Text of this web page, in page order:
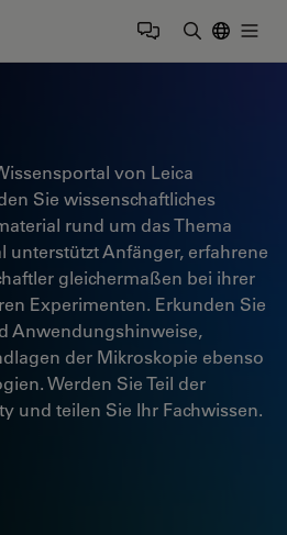
von Leica
Sie wissenschaftliches
rund um das Thema
unterstützt Anfänger, erfahrene
gleichermaßen bei ihrer
Experimenten. Erkunden Sie
Anwendungshinweise,
der Mikroskopie ebenso
Werden Sie Teil der
und teilen Sie Ihr Fachwissen.